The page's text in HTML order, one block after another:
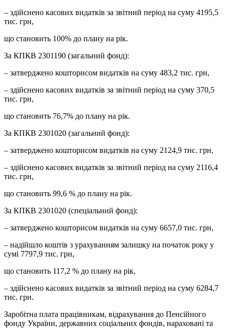
– здійснено касових видатків за звітний період на суму 4195,5
тис. грн,
що становить 100% до плану на рік.
За КПКВ 2301190 (загальний фонд):
– затверджено кошторисом видатків на суму 483,2 тис. грн,
– здійснено касових видатків за звітний період на суму 370,5
тис. грн,
що становить 76,7% до плану на рік.
За КПКВ 2301020 (загальний фонд):
– затверджено кошторисом видатків на суму 2124,9 тис. грн,
– здійснено касових видатків за звітний період на суму 2116,4
тис. грн,
що становить 99,6 % до плану на рік.
За КПКВ 2301020 (спеціальний фонд):
– затверджено кошторисом видатків на суму 6657,0 тис. грн,
– надійшло коштів з урахуванням залишку на початок року у
сумі 7797,9 тис. грн,
що становить 117,2 % до плану на рік,
– здійснено касових видатків за звітний період на суму 6284,7
тис. грн.
Заробітна плата працівникам, відрахування до Пенсійного
фонду України, державних соціальних фондів, нараховані та